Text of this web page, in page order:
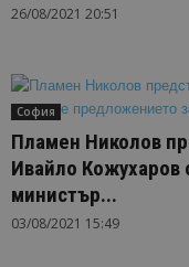
26/08/2021 20:51
София
Пламен Николов
Ивайло Кожухаров
министър...
03/08/2021 15:49